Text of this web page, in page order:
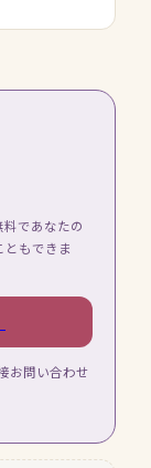
であなたの
もできま
お問い合わせ